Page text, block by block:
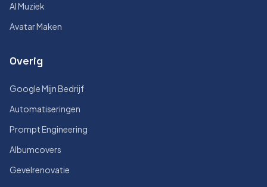
AI Muziek
Avatar Maken
Overig
Google Mijn Bedrijf
Automatiseringen
Prompt Engineering
Albumcovers
Gevelrenovatie